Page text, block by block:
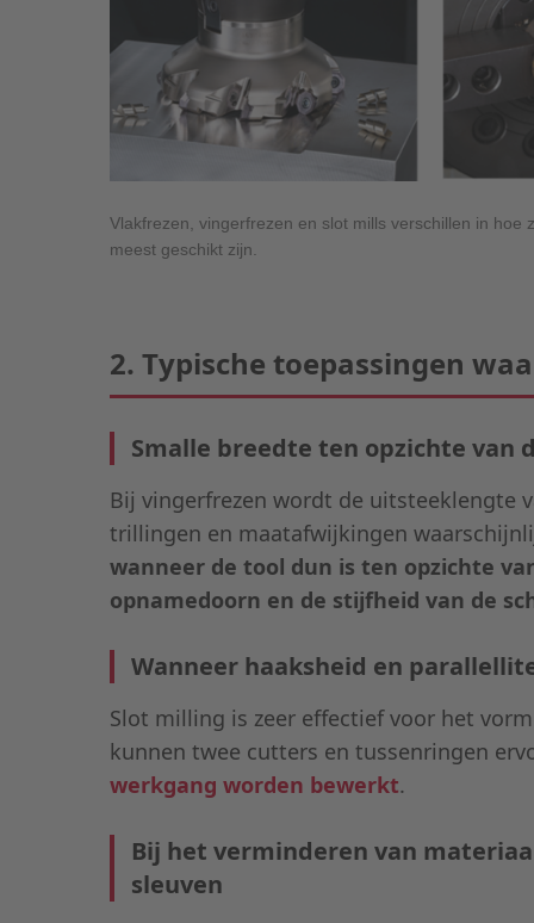
Vlakfrezen, vingerfrezen en slot mills verschillen in
meest geschikt zijn.
2. Typische toepassingen
Smalle breedte ten opzichte van
Bij vingerfrezen wordt de uitsteeklengte
trillingen en maatafwijkingen
wanneer de tool dun is ten opzichte
opnamedoorn en de stijfheid van de
Wanneer haaksheid en
Slot milling is zeer effectief voor het
kunnen twee cutters en tussenringen
werkgang worden bewerkt.
Bij het verminderen van
sleuven